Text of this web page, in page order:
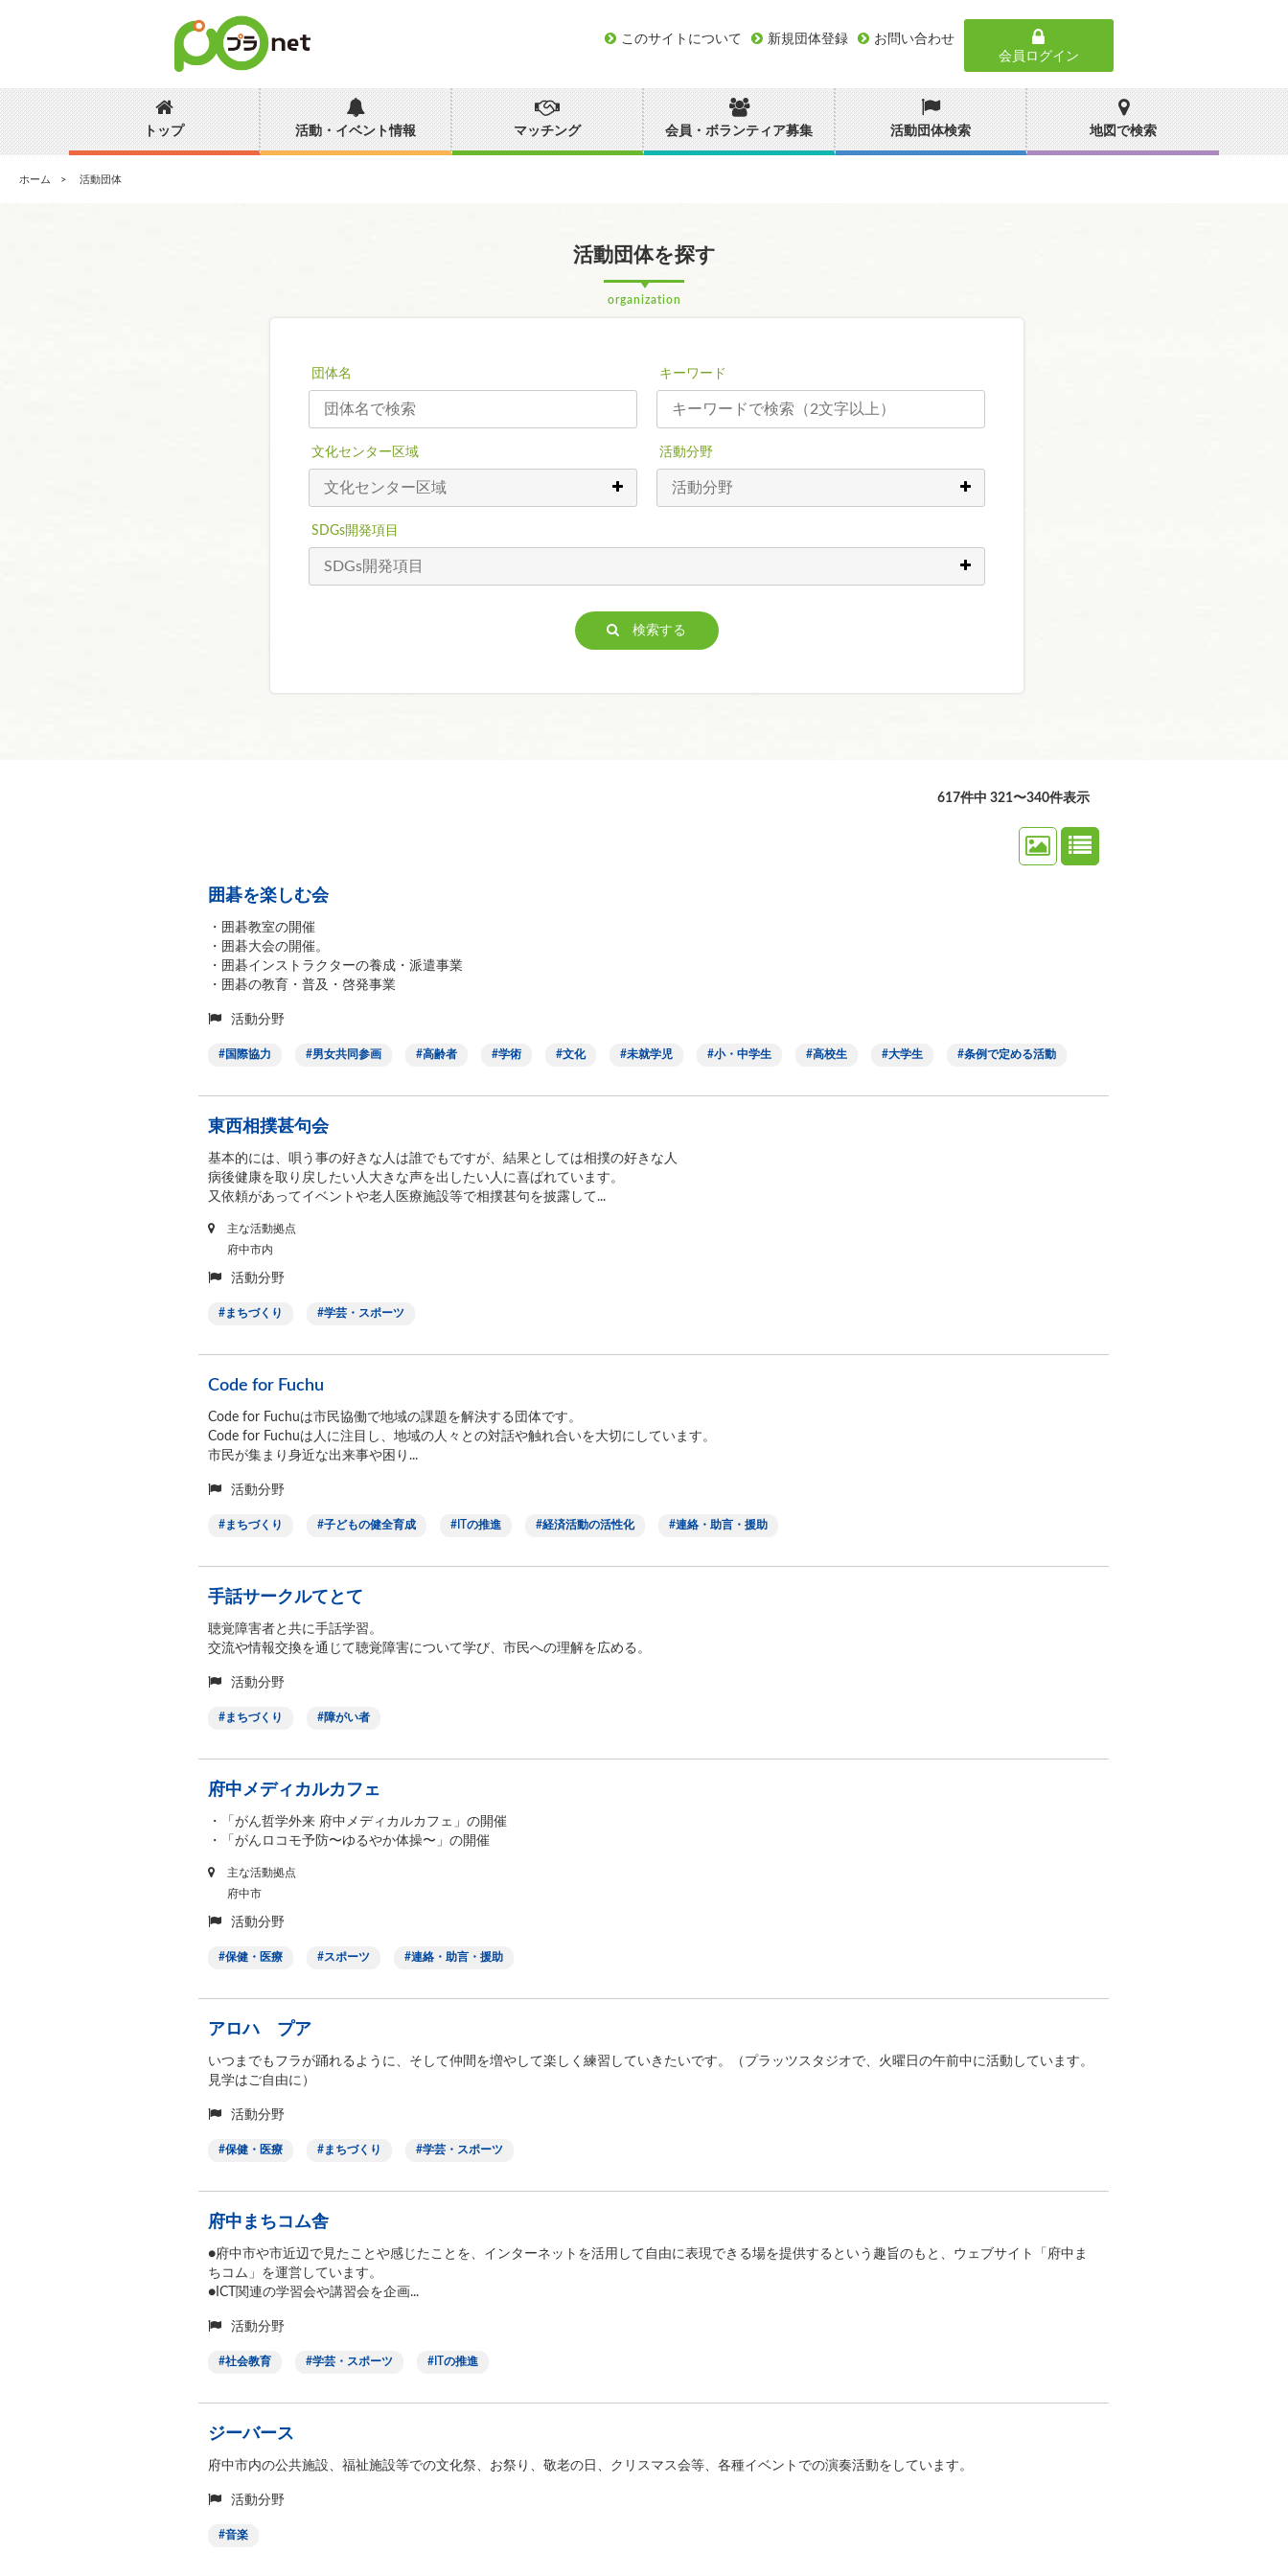
このサイトについて 新規団体登録
お問い合わせ
会員ログイン
トップ 活動・イベント情報 マッチング 会員・ボランティア募集 活動団体検索 地図で検索
ホーム 活動団体
活動団体を探す
organization
団体名 キーワード
文化センター区域 活動分野
SDGs開発項目
検索する
617件中 321〜340件表示
囲碁を楽しむ会
・囲碁教室の開催
・囲碁大会の開催。
・囲碁インストラクターの養成・派遣事業
・囲碁の教育・普及・啓発事業
活動分野
国際協力 男女共同参画 高齢者 学術 文化 未就学児 小・中学生 高校生 大学生 条例で定める活動
東西相撲甚句会
基本的には、唄う事の好きな人は誰でもですが、結果としては相撲の好きな人
病後健康を取り戻したい人大きな声を出したい人に喜ばれています。
又依頼があってイベントや老人医療施設等で相撲甚句を披露して...
主な活動拠点
府中市内
活動分野
まちづくり 学芸・スポーツ
Code for Fuchu
Code for Fuchuは市民協働で地域の課題を解決する団体です。
Code for Fuchuは人に注目し、地域の人々との対話や触れ合いを大切にしています。
市民が集まり身近な出来事や困り...
活動分野
まちづくり 子どもの健全育成 ITの推進 経済活動の活性化 連絡・助言・援助
手話サークルてとて
聴覚障害者と共に手話学習。
交流や情報交換を通じて聴覚障害について学び、市民への理解を広める。
活動分野
まちづくり 障がい者
府中メディカルカフェ
・「がん哲学外来 府中メディカルカフェ」の開催
・「がんロコモ予防〜ゆるやか体操〜」の開催
主な活動拠点
府中市
活動分野
保健・医療 スポーツ 連絡・助言・援助
アロハ プア
いつまでもフラが踊れるように、そして仲間を増やして楽しく練習していきたいです。（プラッツスタジオで、火曜日の午前中に活動しています。
見学はご自由に）
活動分野
保健・医療 まちづくり 学芸・スポーツ
府中まちコム舎
●府中市や市近辺で見たことや感じたことを、インターネットを活用して自由に表現できる場を提供するという趣旨のもと、ウェブサイト「府中ま
ちコム」を運営しています。
●ICT関連の学習会や講習会を企画...
活動分野
社会教育 学芸・スポーツ ITの推進
ジーバース
府中市内の公共施設、福祉施設等での文化祭、お祭り、敬老の日、クリスマス会等、各種イベントでの演奏活動をしています。
活動分野
音楽